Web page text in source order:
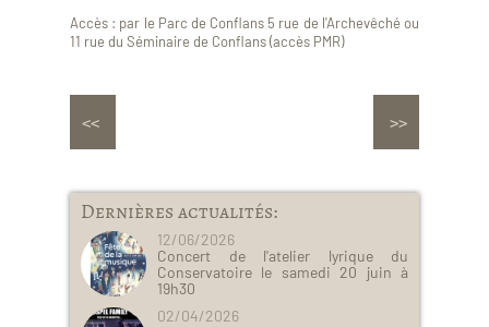
Accès : par le Parc de Conflans 5 rue de l'Archevêché ou
11 rue du Séminaire de Conflans (accès PMR)
Dernières actualités:
12/06/2026
Concert de l'atelier lyrique du
Conservatoire le samedi 20 juin à
19h30
02/04/2026